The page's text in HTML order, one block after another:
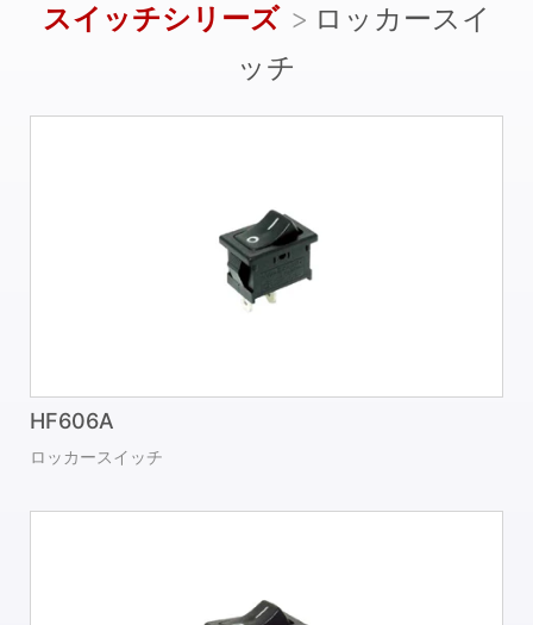
スイッチシリーズ
ロッカースイ
ッチ
HF606A
ロッカースイッチ